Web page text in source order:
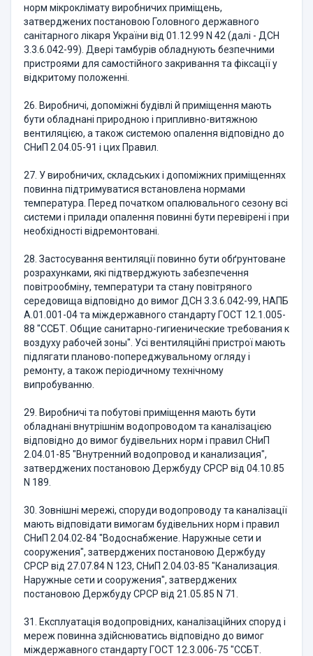
норм мікроклімату виробничих приміщень,
затверджених постановою Головного державного
санітарного лікаря України від 01.12.99 N 42 (далі - ДСН
3.3.6.042-99). Двері тамбурів обладнують безпечними
пристроями для самостійного закривання та фіксації у
відкритому положенні.
26. Виробничі, допоміжні будівлі й приміщення мають
бути обладнані природною і припливно-витяжною
вентиляцією, а також системою опалення відповідно до
СНиП 2.04.05-91 і цих Правил.
27. У виробничих, складських і допоміжних приміщеннях
повинна підтримуватися встановлена нормами
температура. Перед початком опалювального сезону всі
системи і прилади опалення повинні бути перевірені і при
необхідності відремонтовані.
28. Застосування вентиляції повинно бути обґрунтоване
розрахунками, які підтверджують забезпечення
повітрообміну, температури та стану повітряного
середовища відповідно до вимог ДСН 3.3.6.042-99, НАПБ
А.01.001-04 та міждержавного стандарту ГОСТ 12.1.005-
88 "ССБТ. Общие санитарно-гигиенические требования к
воздуху рабочей зоны". Усі вентиляційні пристрої мають
підлягати планово-попереджувальному огляду і
ремонту, а також періодичному технічному
випробуванню.
29. Виробничі та побутові приміщення мають бути
обладнані внутрішнім водопроводом та каналізацією
відповідно до вимог будівельних норм і правил СНиП
2.04.01-85 "Внутренний водопровод и канализация",
затверджених постановою Держбуду СРСР від 04.10.85
N 189.
30. Зовнішні мережі, споруди водопроводу та каналізації
мають відповідати вимогам будівельних норм і правил
СНиП 2.04.02-84 "Водоснабжение. Наружные сети и
сооружения", затверджених постановою Держбуду
СРСР від 27.07.84 N 123, СНиП 2.04.03-85 "Канализация.
Наружные сети и сооружения", затверджених
постановою Держбуду СРСР від 21.05.85 N 71.
31. Експлуатація водопровідних, каналізаційних споруд і
мереж повинна здійснюватись відповідно до вимог
міждержавного стандарту ГОСТ 12.3.006-75 "ССБТ.